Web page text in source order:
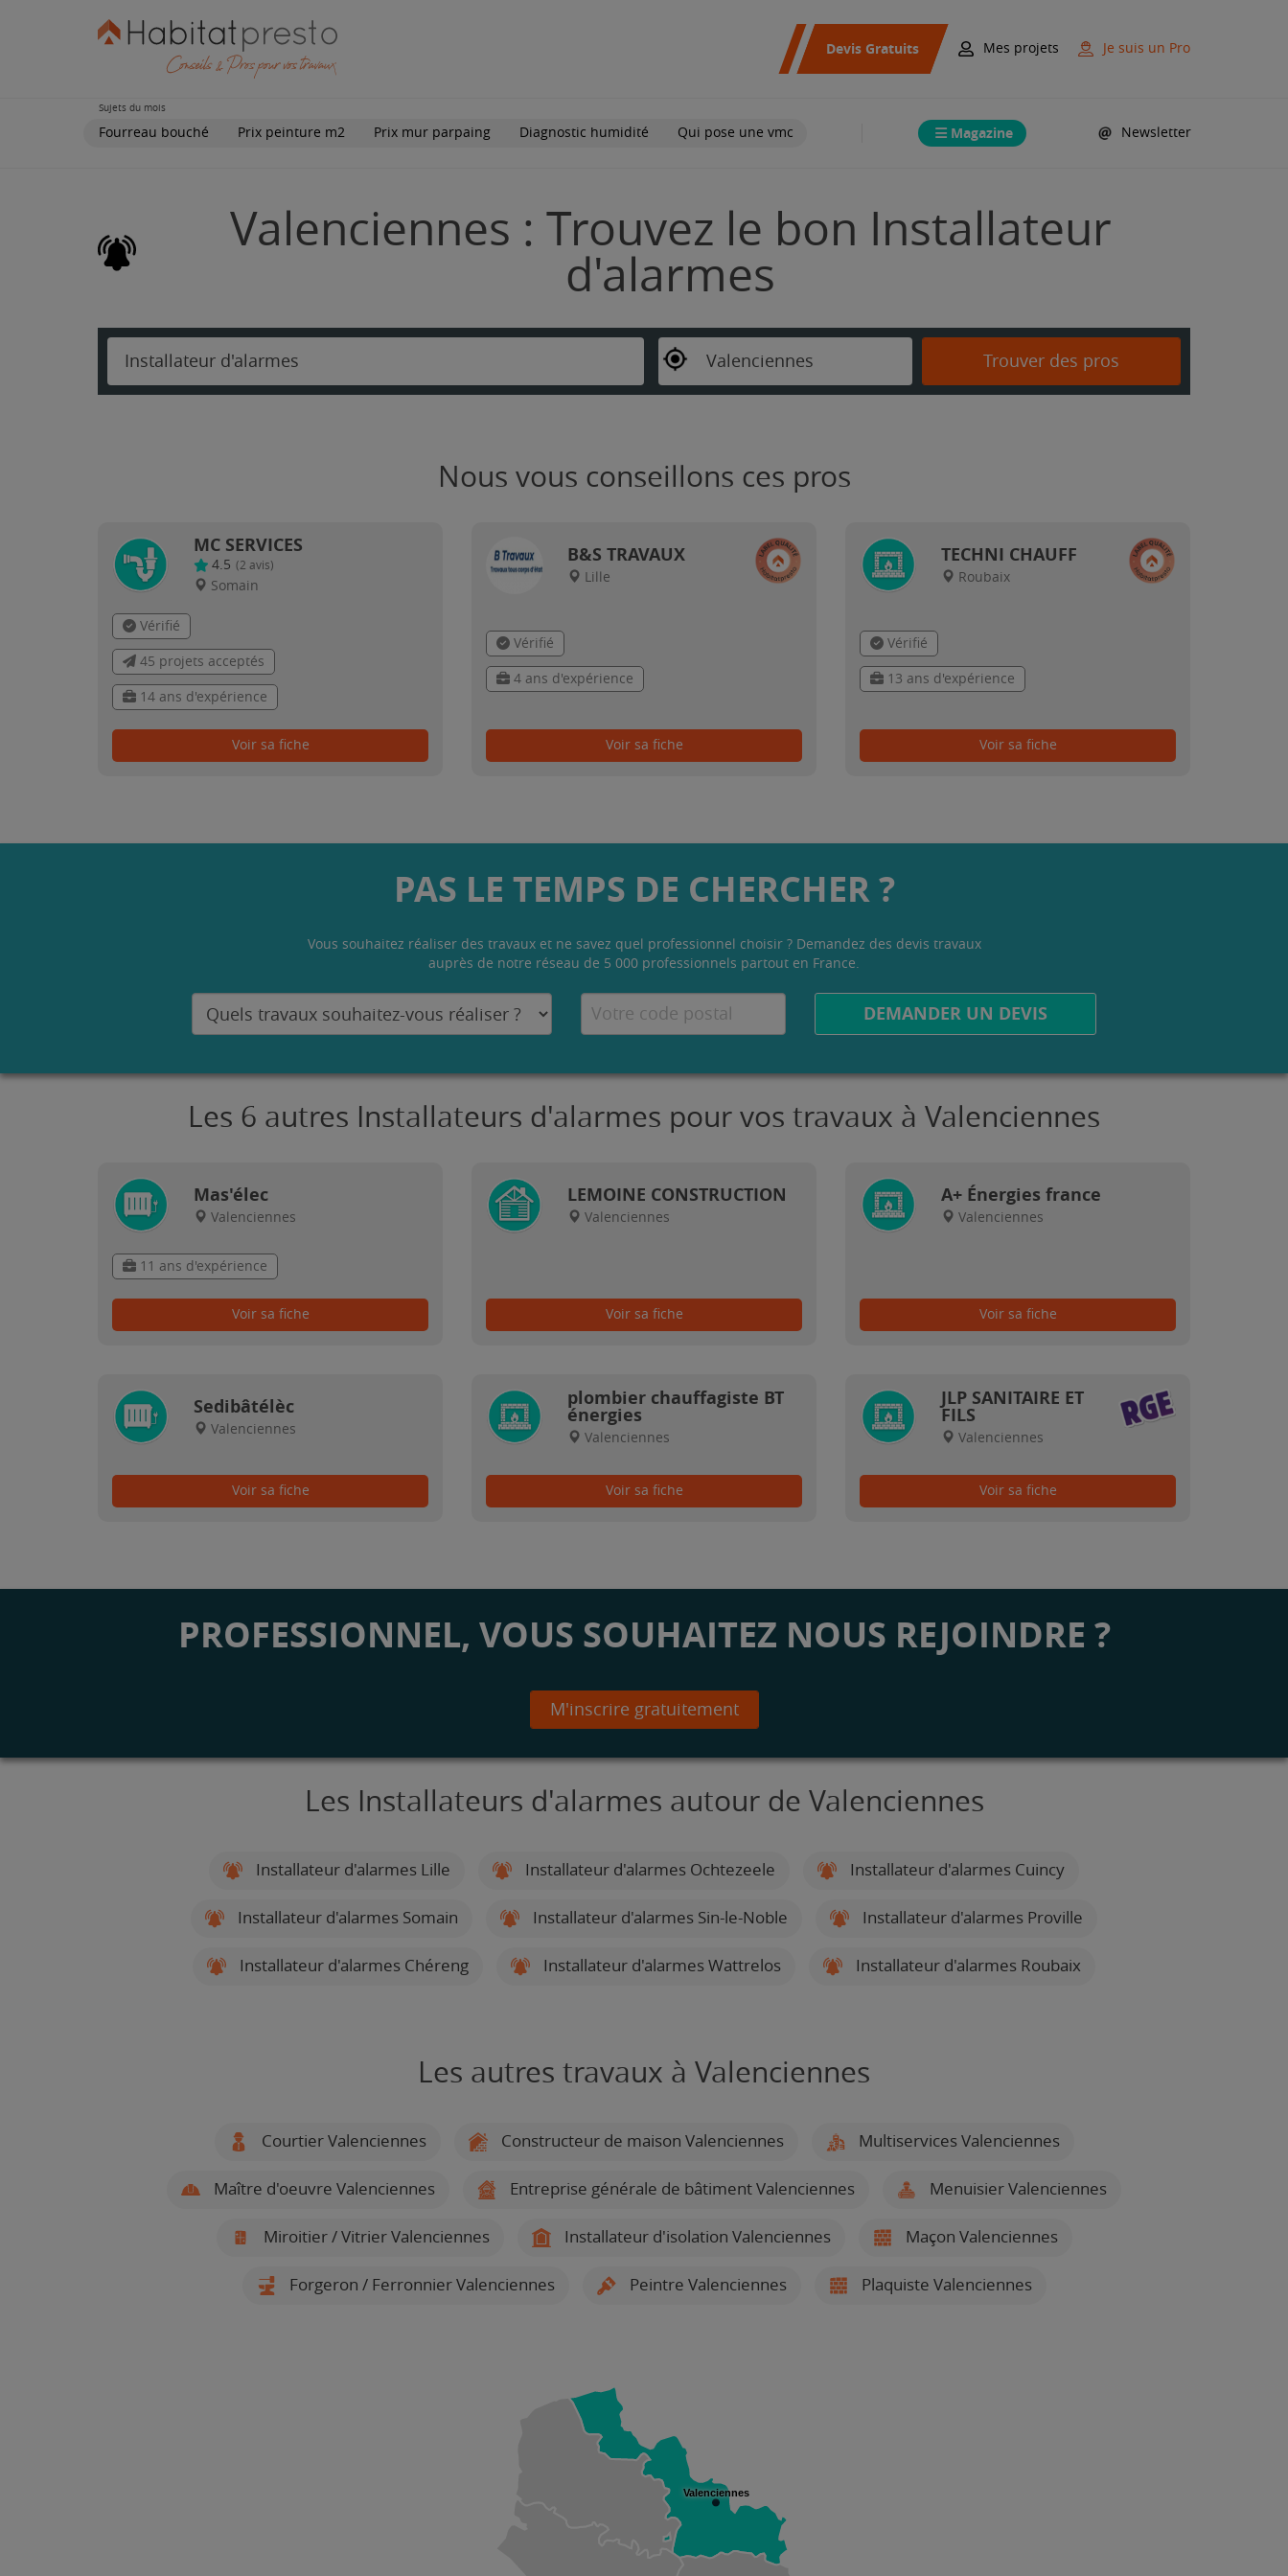
Devis Gratuits Mes projets Je suis un Pro
Sujets du mois
Fourreau bouché Prix peinture m2 Prix mur parpaing Diagnostic humidité Qui pose une vmc Magazine Newsletter
Valenciennes : Trouvez le bon Installateur
d'alarmes
Installateur d'alarmes Valenciennes Trouver des pros
Nous vous conseillons ces pros
MC SERVICES
4.5 (2 avis)
Somain
Vérifié
45 projets acceptés
14 ans d'expérience
Voir sa fiche
B&S TRAVAUX
Lille
Vérifié
4 ans d'expérience
Voir sa fiche
TECHNI CHAUFF
Roubaix
Vérifié
13 ans d'expérience
Voir sa fiche
PAS LE TEMPS DE CHERCHER ?
Vous souhaitez réaliser des travaux et ne savez quel professionnel choisir ? Demandez des devis travaux
auprès de notre réseau de 5 000 professionnels partout en France.
DEMANDER UN DEVIS
Les 6 autres Installateurs d'alarmes pour vos travaux à Valenciennes
Mas'élec
Valenciennes
11 ans d'expérience
Voir sa fiche
LEMOINE CONSTRUCTION
Valenciennes
Voir sa fiche
A+ Énergies france
Valenciennes
Voir sa fiche
Sedibâtélèc
Valenciennes
Voir sa fiche
plombier chauffagiste BT
énergies
Valenciennes
Voir sa fiche
JLP SANITAIRE ET
FILS
Valenciennes
Voir sa fiche
PROFESSIONNEL, VOUS SOUHAITEZ NOUS REJOINDRE ?
M'inscrire gratuitement
Les Installateurs d'alarmes autour de Valenciennes
Installateur d'alarmes Lille Installateur d'alarmes Ochtezeele Installateur d'alarmes Cuincy
Installateur d'alarmes Somain Installateur d'alarmes Sin-le-Noble Installateur d'alarmes Proville
Installateur d'alarmes Chéreng Installateur d'alarmes Wattrelos Installateur d'alarmes Roubaix
Les autres travaux à Valenciennes
Courtier Valenciennes Constructeur de maison Valenciennes Multiservices Valenciennes
Maître d'oeuvre Valenciennes Entreprise générale de bâtiment Valenciennes Menuisier Valenciennes
Miroitier / Vitrier Valenciennes Installateur d'isolation Valenciennes Maçon Valenciennes
Forgeron / Ferronnier Valenciennes Peintre Valenciennes Plaquiste Valenciennes
Valenciennes